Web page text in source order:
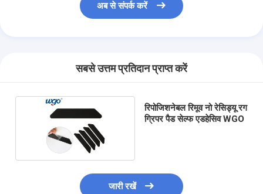
अब से संपर्क करें
सबसे उत्तम प्रतिदान प्राप्त करें
रिपोजिशनेबल रिमूव नो रेसिड्यू रग
ग्रिपर पैड सेल्फ एडहेसिव WGO
जारी रखें